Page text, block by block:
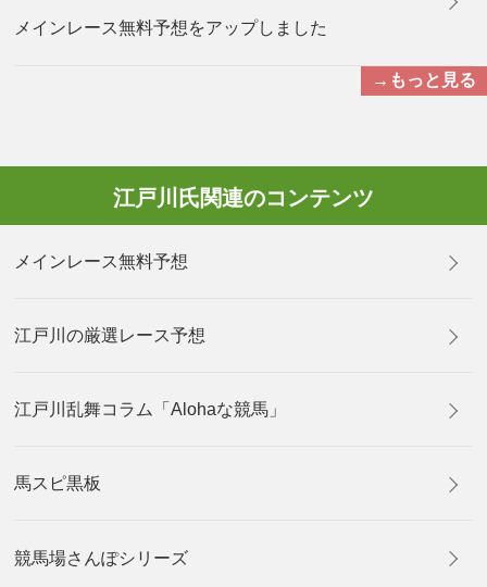
メインレース無料予想をアップしました
→もっと見る
江戸川氏関連のコンテンツ
メインレース無料予想
江戸川の厳選レース予想
江戸川乱舞コラム「Alohaな競馬」
馬スピ黒板
競馬場さんぽシリーズ